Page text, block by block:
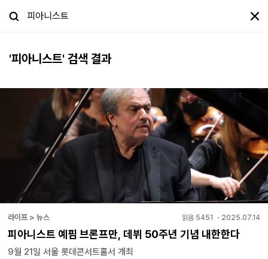
'피아니스트' 검색 결과
라이프 > 뉴스 읽음 5451 ・ 2025.07.14
피아니스트 예핌 브론프만, 데뷔 50주년 기념 내한한다
9월 21일 서울 롯데콘서트홀서 개최